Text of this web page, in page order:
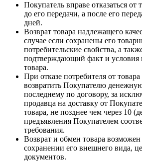
Покупатель вправе отказаться от
до его передачи, а после его
дней.
Возврат товара надлежащего
случае если сохранены его
потребительские свойства, а
подтверждающий факт и условия
товара.
При отказе потребителя от
возвратить Покупателю
последнему по договору, за
продавца на доставку от
товара, не позднее чем через 10
предъявления Покупателем
требования.
Возврат и обмен товара возможен
сохранении его внешнего вида,
документов.